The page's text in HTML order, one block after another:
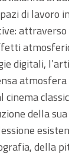
di lavoro
digitali,
della
della